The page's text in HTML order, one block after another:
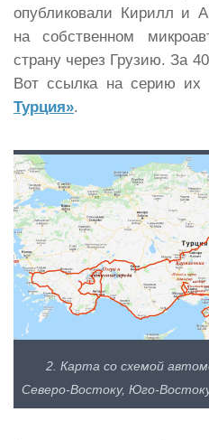
опубликовали Кирилл и
на собственном
страну через Грузию. За
Вот ссылка на серию их
Турция».
2. Карта со схемой
Северо-Востоку, Юго-